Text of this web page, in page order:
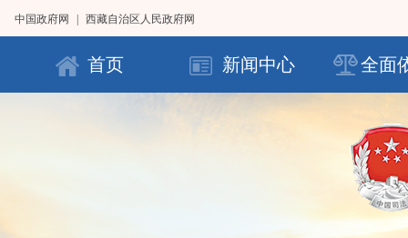
中国政府网 西藏自治区人民政府网
首页 新闻中心 全面